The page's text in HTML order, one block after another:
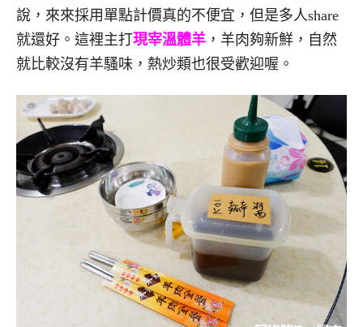
說，來來採用單點計價真的不便宜，但是多人share
就還好。這裡主打現宰溫體羊 ，羊肉夠新鮮，自然
就比較沒有羊騷味，熱炒類也很受歡迎喔。